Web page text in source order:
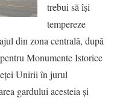
trebui să îşi
tempereze
din zona centrală, după
Monumente Istorice
Unirii în jurul
gardului acesteia şi